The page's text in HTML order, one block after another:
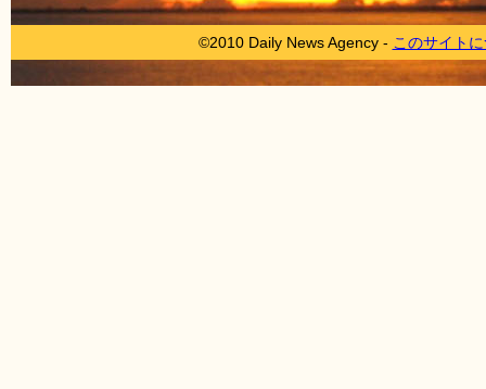
©2010 Daily News Agency - このサイト